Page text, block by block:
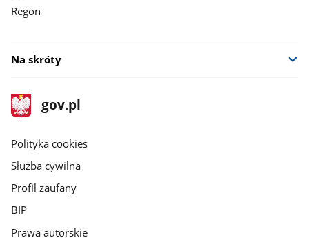
Regon
Na skróty
stopka
gov.pl
Strona
gov.pl
gov.pl
Polityka cookies
Służba cywilna
Profil zaufany
BIP
Prawa autorskie